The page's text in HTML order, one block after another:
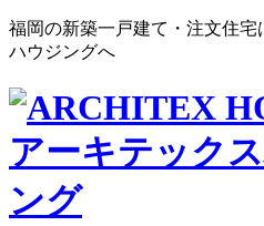
福岡の新築一戸建て・注文住宅
ハウジングへ